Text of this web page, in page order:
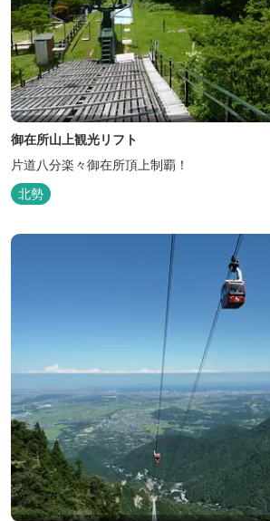
御在所山上観光リフト
片道八分楽々御在所頂上制覇！
北勢